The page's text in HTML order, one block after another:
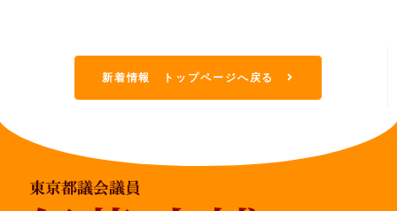
新着情報 トップページへ戻る